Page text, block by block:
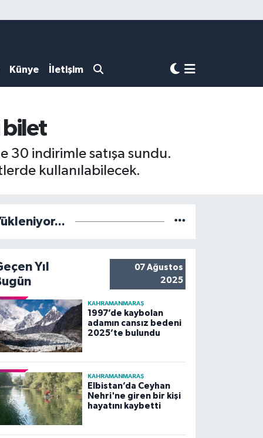
Künye İletişim
bilet
30 indirimle satışa sundu.
kullanılabilecek.
Yıl
07 Ağustos
2025
KAHRAMANMARAŞ
1997’de kaybolan
adamın cansız bedeni
2025’te bulundu
KAHRAMANMARAŞ
Elbistan’da Ceyhan
Nehri'ne giren bir kişi
hayatını kaybetti